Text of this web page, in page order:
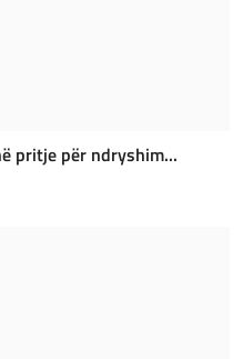
pritje për ndryshim...